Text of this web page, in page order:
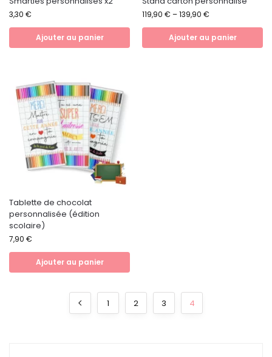
3,30 €
Ajouter au panier
119,90 € –139,90 €
Ajouter au panier
Tablette de chocolat
personnalisée (édition
scolaire)
7,90 €
Ajouter au panier
1 2 3 4